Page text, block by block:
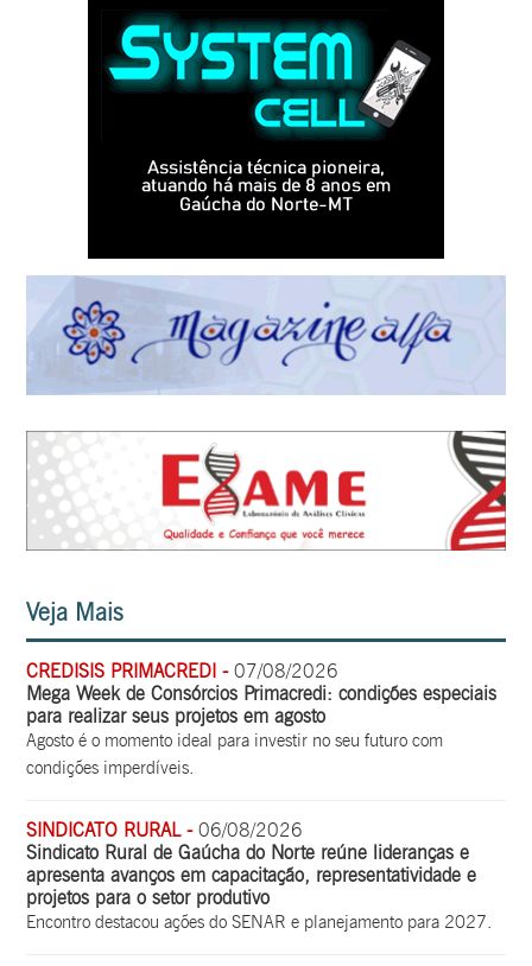
Veja Mais
CREDISIS PRIMACREDI -07/08/2026
Mega Week de Consórcios Primacredi: condições especiais
para realizar seus projetos em agosto
Agosto é o momento ideal para investir no seu futuro com
condições imperdíveis.
SINDICATO RURAL -06/08/2026
Sindicato Rural de Gaúcha do Norte reúne lideranças e
apresenta avanços em capacitação, representatividade e
projetos para o setor produtivo
Encontro destacou ações do SENAR e planejamento para 2027.